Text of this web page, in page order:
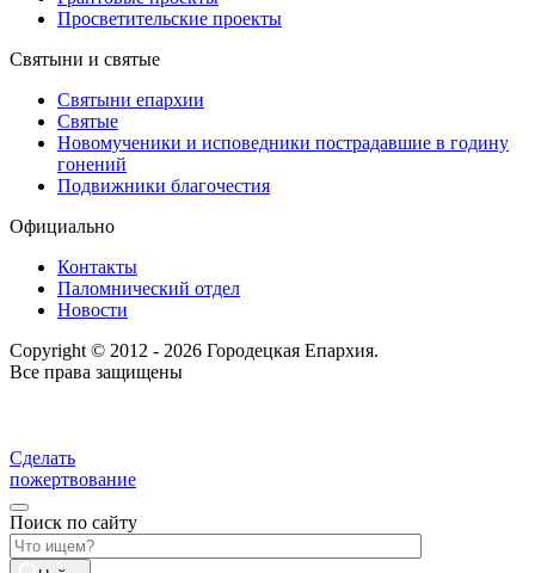
Просветительские проекты
Святыни и святые
Святыни епархии
Святые
Новомученики и исповедники пострадавшие в годину
гонений
Подвижники благочестия
Официально
Контакты
Паломнический отдел
Новости
Copyright © 2012 - 2026 Городецкая Епархия.
Все права защищены
Сделать
пожертвование
Поиск по сайту